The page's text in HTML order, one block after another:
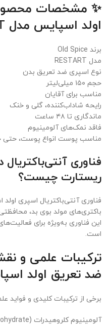
✨ مشخصات
اولد اسپایس مدل RESTART
برند Old Spice
مدل RESTART
نوع اسپری ضد تعریق بدن
حجم ۱۵۰ میلی‌لیتر
مناسب برای آقایان
رایحه شاداب‌کننده، گلی و خنک
ماندگاری تا ۴۸ ساعت
فاقد نمک‌های آلومینیوم
مناسب پوست انواع پوست،
فناوری
ریستارت چیست؟
باکتری‌های مولد بوی بد،
این فناوری به‌ویژه برای
است.
ترکیبات علمی و
ضد تعریق اولد
برخی از ترکیبات کلیدی و فواید